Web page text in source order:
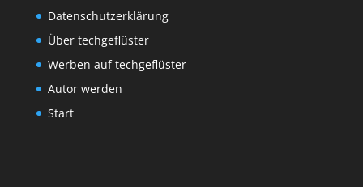
Datenschutzerklärung
Über techgeflüster
Werben auf techgeflüster
Autor werden
Start